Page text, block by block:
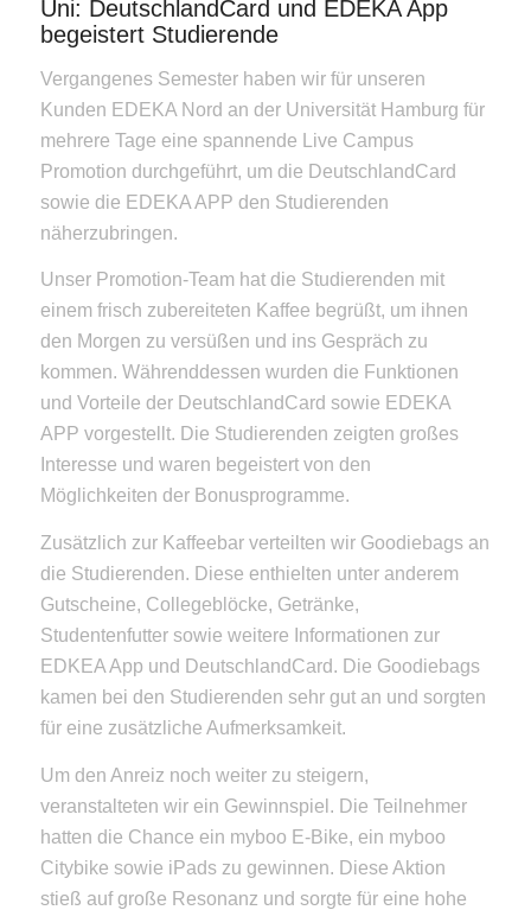
Uni: DeutschlandCard und EDEKA App
begeistert Studierende
Vergangenes Semester haben wir für unseren
Kunden EDEKA Nord an der Universität Hamburg für
mehrere Tage eine spannende Live Campus
Promotion durchgeführt, um die DeutschlandCard
sowie die EDEKA APP den Studierenden
näherzubringen.
Unser Promotion-Team hat die Studierenden mit
einem frisch zubereiteten Kaffee begrüßt, um ihnen
den Morgen zu versüßen und ins Gespräch zu
kommen. Währenddessen wurden die Funktionen
und Vorteile der DeutschlandCard sowie EDEKA
APP vorgestellt. Die Studierenden zeigten großes
Interesse und waren begeistert von den
Möglichkeiten der Bonusprogramme.
Zusätzlich zur Kaffeebar verteilten wir Goodiebags an
die Studierenden. Diese enthielten unter anderem
Gutscheine, Collegeblöcke, Getränke,
Studentenfutter sowie weitere Informationen zur
EDKEA App und DeutschlandCard. Die Goodiebags
kamen bei den Studierenden sehr gut an und sorgten
für eine zusätzliche Aufmerksamkeit.
Um den Anreiz noch weiter zu steigern,
veranstalteten wir ein Gewinnspiel. Die Teilnehmer
hatten die Chance ein myboo E-Bike, ein myboo
Citybike sowie iPads zu gewinnen. Diese Aktion
stieß auf große Resonanz und sorgte für eine hohe